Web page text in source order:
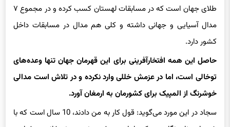
طلای جهان است که در مسابقات لهستان کسب کرده و در مجموع ۷
مدال آسیایی و جهانی داشته و کلی هم مدال در مسابقات داخل
کشور دارد.
حاصل این همه افتخارآفرینی برای این قهرمان جهان تنها وعده‌های
توخالی است، اما در عزمش خللی وارد نکرده و در تلاش است مدالی
خوشرنگ از المپیک برای کشورمان به ارمغان آورد.
سجاد در این مورد می‌گوید: قول کار به من دادند، 10 سال است که با